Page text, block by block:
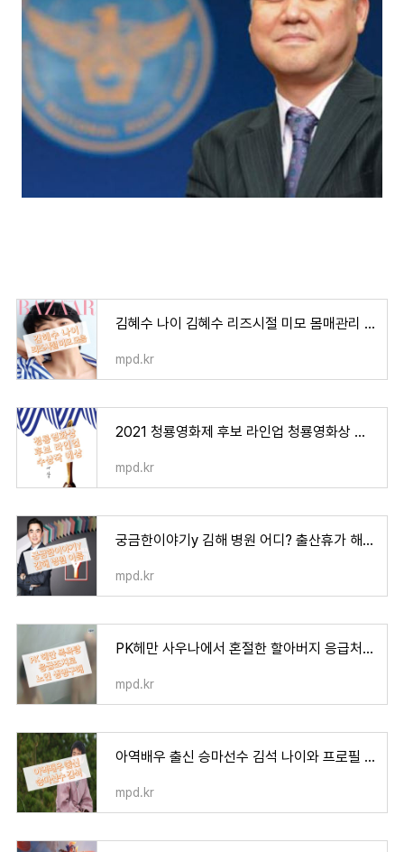
김혜수 나이 김혜수 리즈시절 미모 몸매관리 비법
mpd.kr
2021 청룡영화제 후보 라인업 청룡영화상 일정과 수상작 예상 김혜수 드레스 관심
mpd.kr
궁금한이야기y 김해 병원 어디? 출산휴가 해고 통지
mpd.kr
PK헤만 사우나에서 혼절한 할아버지 응급처치로 생명 구해
mpd.kr
아역배우 출신 승마선수 김석 나이와 프로필 정리
mpd.kr